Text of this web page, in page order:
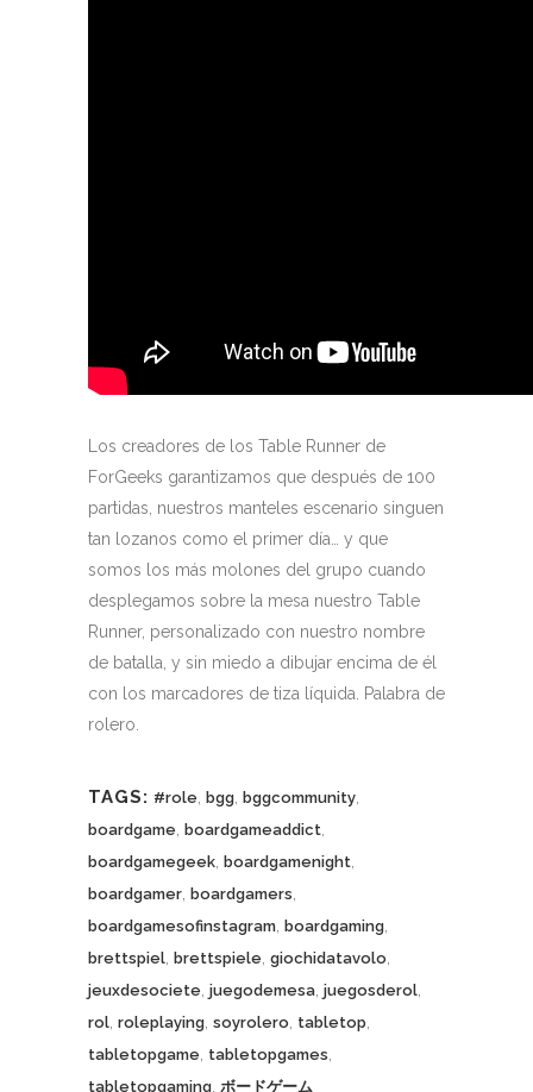
Los creadores de los Table Runner de
ForGeeks garantizamos que después de 100
partidas, nuestros manteles escenario singuen
tan lozanos como el primer día… y que
somos los más molones del grupo cuando
desplegamos sobre la mesa nuestro Table
Runner, personalizado con nuestro nombre
de batalla, y sin miedo a dibujar encima de él
con los marcadores de tiza líquida. Palabra de
rolero.
TAGS: #role bgg bggcommunity
boardgame boardgameaddict
boardgamegeek boardgamenight
boardgamer boardgamers
boardgamesofinstagram boardgaming
brettspiel brettspiele giochidatavolo
jeuxdesociete juegodemesa juegosderol
rol roleplaying soyrolero tabletop
tabletopgame tabletopgames
tabletopgaming ボードゲーム